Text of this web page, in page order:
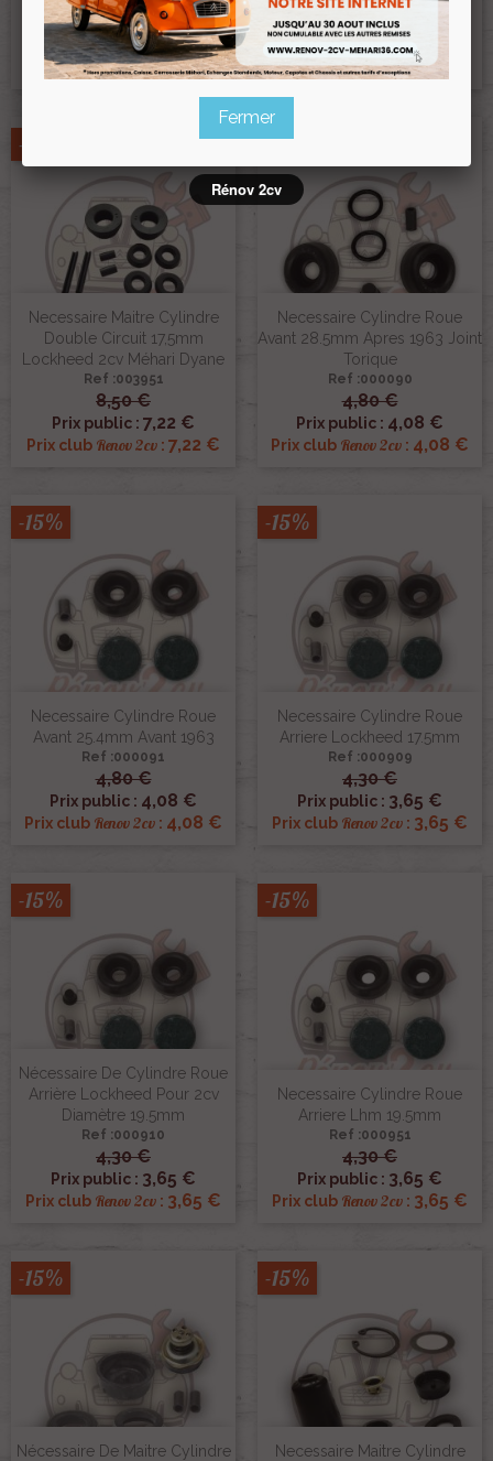
4,30 €
Prix public :3,66 €
Prix clubRenov 2cv:3,66 €
4,00 €
Prix public :3,40 €
Prix clubRenov 2cv:3,40 €
Necessaire Maitre Cylindre
Double Circuit 17,5mm
Lockheed 2cv Méhari Dyane
Ref :003951
8,50 €
Prix public : 7,22 €
Prix club Renov 2cv : 7,22 €
-15%
Necessaire Cylindre Roue
Avant 28.5mm Apres 1963 Joint
Torique
Ref :000090
4,80 €
Prix public : 4,08 €
Prix club Renov 2cv : 4,08 €
-15%
Necessaire Cylindre Roue
Avant 25.4mm Avant 1963
Ref :000091
4,80 €
Prix public : 4,08 €
Prix club Renov 2cv : 4,08 €
-15%
Necessaire Cylindre Roue
Arriere Lockheed 17.5mm
Ref :000909
4,30 €
Prix public : 3,65 €
Prix club Renov 2cv : 3,65 €
-15%
Nécessaire De Cylindre Roue
Arrière Lockheed Pour 2cv
Diamètre 19.5mm
Ref :000910
4,30 €
Prix public : 3,65 €
Prix club Renov 2cv : 3,65 €
-15%
Necessaire Cylindre Roue
Arriere Lhm 19.5mm
Ref :000951
4,30 €
Prix public : 3,65 €
Prix club Renov 2cv : 3,65 €
-15%
Nécessaire De Maitre Cylindre
-15%
Necessaire Maitre Cylindre
-15%
Fermer
Rénov 2cv